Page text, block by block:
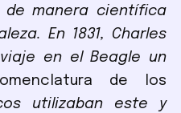
de manera científica
En 1831, Charles
en el Beagle un
de los
utilizaban este y